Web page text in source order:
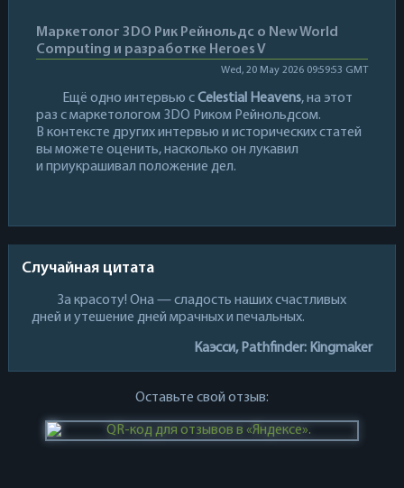
Маркетолог 3DO Рик Рейнольдс о New World
Computing и разработке Heroes V
Wed, 20 May 2026 09:59:53 GMT
Ещё одно интервью сCelestial Heavens, на этот
раз с маркетологом 3DO Риком Рейнольдсом.
В контексте других интервью и исторических статей
вы можете оценить, насколько он лукавил
и приукрашивал положение дел.
Случайная цитата
За красоту! Она — сладость наших счастливых
дней и утешение дней мрачных и печальных.
Каэсси, Pathfinder: Kingmaker
Оставьте свой отзыв: